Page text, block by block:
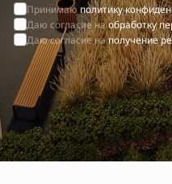
Принимаю политику
Даю согласие наобработку
Даю согласие наполучение